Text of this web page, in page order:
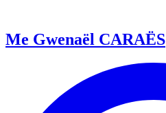
Me Gwenaël CARAËS